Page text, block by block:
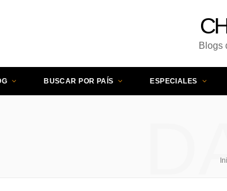
Blogs
BUSCAR POR PAÍS ESPECIALES